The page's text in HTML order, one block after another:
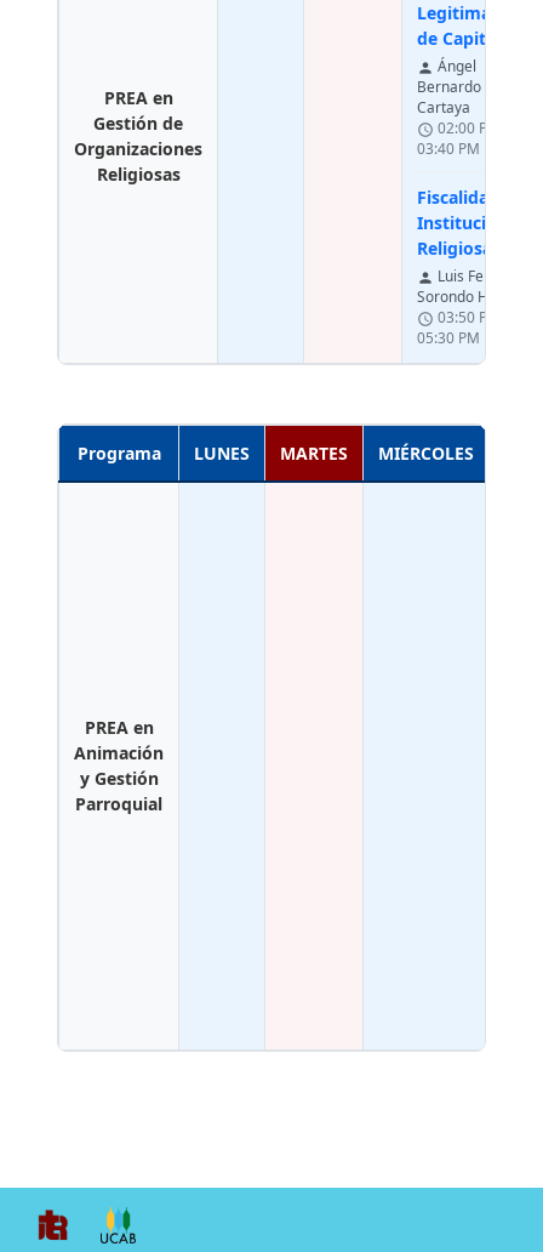
PREA en
Gestión de
Organizaciones
Religiosas
Legitimación
de Capitales
person Ángel
Bernardo Viso
Cartaya
schedule 02:00 PM -
03:40 PM
Fiscalidad de
Instituciones
Religiosas
person Luis Felipe
Sorondo Heredia
schedule 03:50 PM -
05:30 PM
Programa LUNES MARTES MIÉRCOLES
PREA en
Animación
y Gestión
Parroquial